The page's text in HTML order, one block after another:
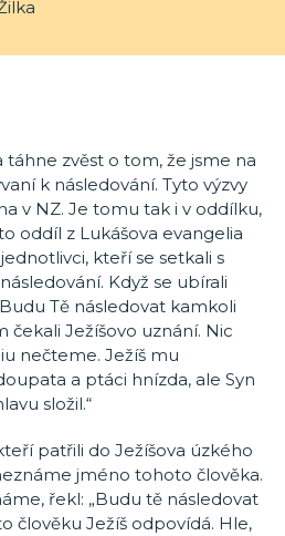
zvěst o tom, že jsme na
k následování. Tyto výzvy
v NZ. Je tomu tak i v oddílku,
oddíl z Lukášova evangelia
kteří se setkali s
Když se ubírali
Tě následovat kamkoli
čekali Ježíšovo uznání. Nic
nečteme. Ježíš mu
a ptáci hnízda, ale Syn
složil.“
patřili do Ježíšova úzkého
jméno tohoto člověka.
řekl: „Budu tě následovat
člověku Ježíš odpovídá. Hle,